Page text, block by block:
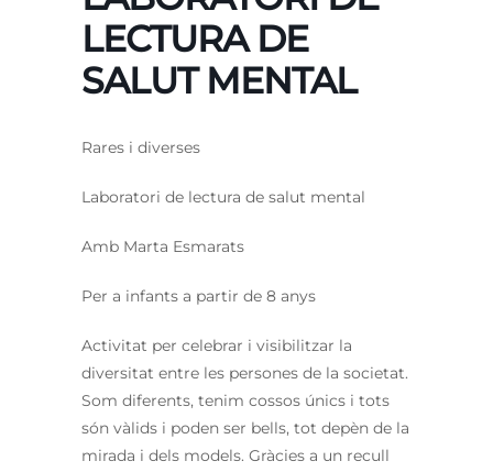
LECTURA DE
SALUT MENTAL
Rares i diverses
Laboratori de lectura de salut mental
Amb Marta Esmarats
Per a infants a partir de 8 anys
Activitat per celebrar i visibilitzar la
diversitat entre les persones de la societat.
Som diferents, tenim cossos únics i tots
són vàlids i poden ser bells, tot depèn de la
mirada i dels models. Gràcies a un recull